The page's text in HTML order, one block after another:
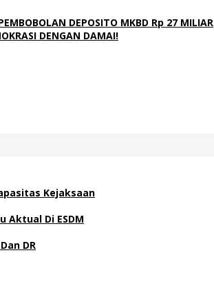
DEPOSITO MKBD Rp 27 MILIAR
DENGAN DAMAI!
Kejaksaan
Aktual Di ESDM
DR